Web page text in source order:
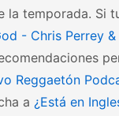
temporada. Si
- Chris Perrey &
Reggaetón
a ¿Está en